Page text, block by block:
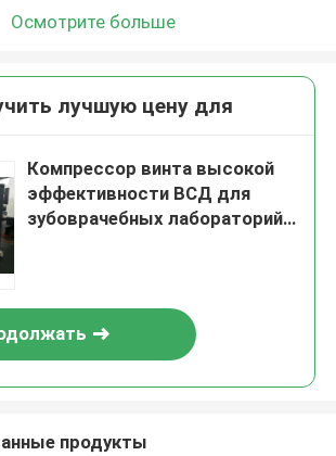
Осмотрите больше
лучшую цену для
Компрессор винта высокой
эффективности ВСД для
зубоврачебных лабораторий/
продукты